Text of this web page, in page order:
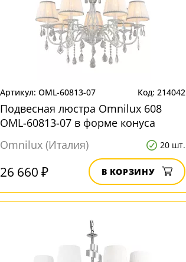
OML-60813-07 214042
Подвесная люстра Omnilux 608
OML-60813-07 в форме конуса
Omnilux (Италия)
20 шт.
26 660 ₽ В КОРЗИНУ